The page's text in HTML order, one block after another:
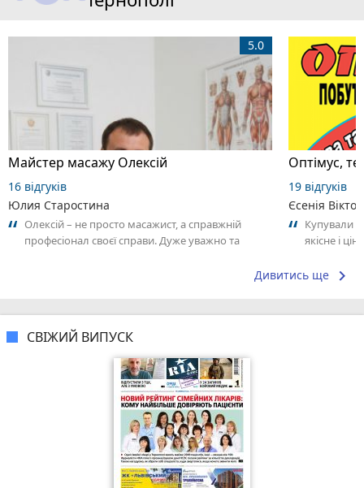
Майстер масажу Олексій
5.0
16 відгуків
Юлия Старостина
Олексій – не просто масажист, а справжній
професіонал своєї справи. Дуже уважно та
Оптімус,
19 відгуків
Єсенія
Купували
якісне і
Дивитись ще keyboard_arrow_right
СВІЖИЙ ВИПУСК